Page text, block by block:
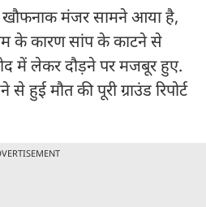
खौफनाक मंजर सामने आया है,
के कारण सांप के काटने से
में लेकर दौड़ने पर मजबूर हुए.
हुई मौत की पूरी ग्राउंड रिपोर्ट